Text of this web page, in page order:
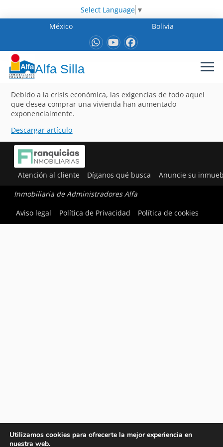
Select Language ▼
México
Bolivia
Alfa Silla
Debido a la crisis económica, las exigencias de todo aquel
que desea comprar una vivienda han aumentado
exponencialmente.
Descargar artículo
Atención al cliente Díganos qué busca Anuncie su
Inmobiliaria de Administradores Alfa
Aviso legal
Política de Privacidad Política de cookies
Utilizamos cookies para ofrecerte la mejor experiencia en
nuestra web.